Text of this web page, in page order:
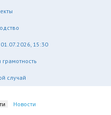
01.07.2026, 15:30
случай
Новости